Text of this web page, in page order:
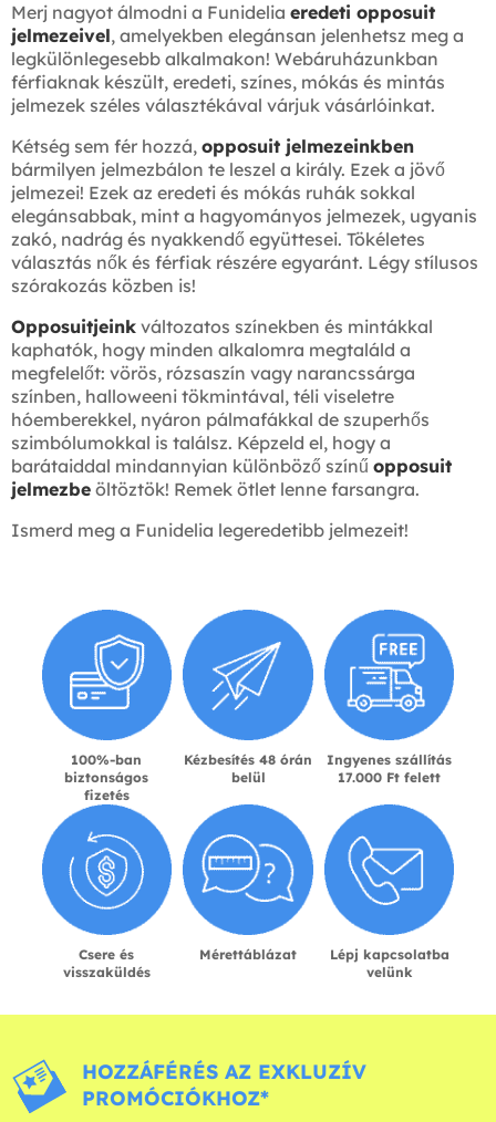
Merj nagyot álmodni a Funidelia eredeti opposuit
jelmezeivel, amelyekben elegánsan jelenhetsz meg a
legkülönlegesebb alkalmakon! Webáruházunkban
férfiaknak készült, eredeti, színes, mókás és mintás
jelmezek széles választékával várjuk vásárlóinkat.
Kétség sem fér hozzá, opposuit jelmezeinkben
bármilyen jelmezbálon te leszel a király. Ezek a jövő
jelmezei! Ezek az eredeti és mókás ruhák sokkal
elegánsabbak, mint a hagyományos jelmezek, ugyanis
zakó, nadrág és nyakkendő együttesei. Tökéletes
választás nők és férfiak részére egyaránt. Légy stílusos
szórakozás közben is!
Opposuitjeink változatos színekben és mintákkal
kaphatók, hogy minden alkalomra megtaláld a
megfelelőt: vörös, rózsaszín vagy narancssárga
színben, halloweeni tökmintával, téli viseletre
hóemberekkel, nyáron pálmafákkal de szuperhős
szimbólumokkal is találsz. Képzeld el, hogy a
barátaiddal mindannyian különböző színű opposuit
jelmezbe öltöztök! Remek ötlet lenne farsangra.
Ismerd meg a Funidelia legeredetibb jelmezeit!
100%-ban
biztonságos
fizetés
Kézbesítés 48 órán
belül
Ingyenes szállítás
17.000 Ft felett
Csere és
visszaküldés
Mérettáblázat
Lépj kapcsolatba
velünk
HOZZÁFÉRÉS AZ EXKLUZÍV
PROMÓCIÓKHOZ*